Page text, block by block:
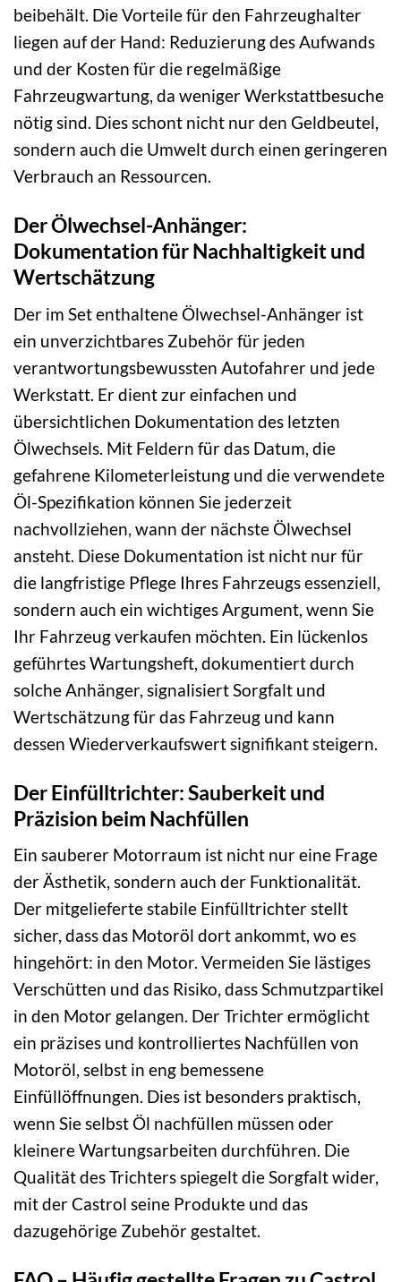
beibehält. Die Vorteile für den Fahrzeughalter
liegen auf der Hand: Reduzierung des Aufwands
und der Kosten für die regelmäßige
Fahrzeugwartung, da weniger Werkstattbesuche
nötig sind. Dies schont nicht nur den Geldbeutel,
sondern auch die Umwelt durch einen geringeren
Verbrauch an Ressourcen.
Der Ölwechsel-Anhänger:
Dokumentation für Nachhaltigkeit und
Wertschätzung
Der im Set enthaltene Ölwechsel-Anhänger ist
ein unverzichtbares Zubehör für jeden
verantwortungsbewussten Autofahrer und jede
Werkstatt. Er dient zur einfachen und
übersichtlichen Dokumentation des letzten
Ölwechsels. Mit Feldern für das Datum, die
gefahrene Kilometerleistung und die verwendete
Öl-Spezifikation können Sie jederzeit
nachvollziehen, wann der nächste Ölwechsel
ansteht. Diese Dokumentation ist nicht nur für
die langfristige Pflege Ihres Fahrzeugs essenziell,
sondern auch ein wichtiges Argument, wenn Sie
Ihr Fahrzeug verkaufen möchten. Ein lückenlos
geführtes Wartungsheft, dokumentiert durch
solche Anhänger, signalisiert Sorgfalt und
Wertschätzung für das Fahrzeug und kann
dessen Wiederverkaufswert signifikant steigern.
Der Einfülltrichter: Sauberkeit und
Präzision beim Nachfüllen
Ein sauberer Motorraum ist nicht nur eine Frage
der Ästhetik, sondern auch der Funktionalität.
Der mitgelieferte stabile Einfülltrichter stellt
sicher, dass das Motoröl dort ankommt, wo es
hingehört: in den Motor. Vermeiden Sie lästiges
Verschütten und das Risiko, dass Schmutzpartikel
in den Motor gelangen. Der Trichter ermöglicht
ein präzises und kontrolliertes Nachfüllen von
Motoröl, selbst in eng bemessene
Einfüllöffnungen. Dies ist besonders praktisch,
wenn Sie selbst Öl nachfüllen müssen oder
kleinere Wartungsarbeiten durchführen. Die
Qualität des Trichters spiegelt die Sorgfalt wider,
mit der Castrol seine Produkte und das
dazugehörige Zubehör gestaltet.